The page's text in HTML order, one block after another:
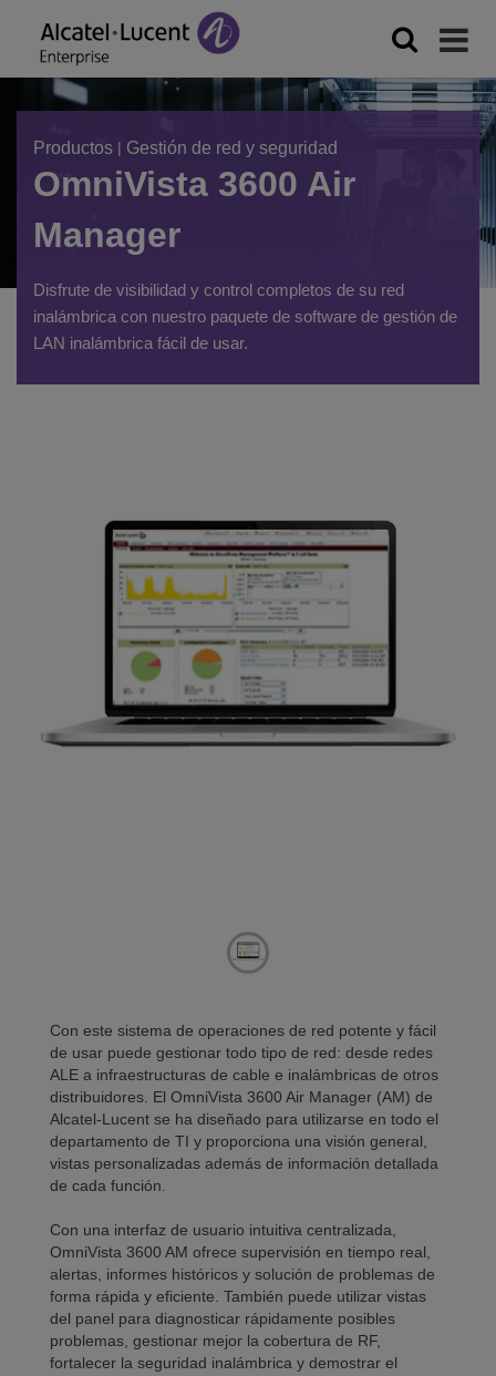
Productos | Gestión de red y seguridad
OmniVista 3600 Air
Manager
Disfrute de visibilidad y control completos de su red
inalámbrica con nuestro paquete de software de gestión de
LAN inalámbrica fácil de usar.
Con este sistema de operaciones de red potente y fácil
de usar puede gestionar todo tipo de red: desde redes
ALE a infraestructuras de cable e inalámbricas de otros
distribuidores. El OmniVista 3600 Air Manager (AM) de
Alcatel-Lucent se ha diseñado para utilizarse en todo el
departamento de TI y proporciona una visión general,
vistas personalizadas además de información detallada
de cada función.
Con una interfaz de usuario intuitiva centralizada,
OmniVista 3600 AM ofrece supervisión en tiempo real,
alertas, informes históricos y solución de problemas de
forma rápida y eficiente. También puede utilizar vistas
del panel para diagnosticar rápidamente posibles
problemas, gestionar mejor la cobertura de RF,
fortalecer la seguridad inalámbrica y demostrar el